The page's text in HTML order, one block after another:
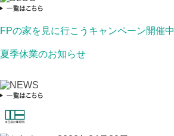
FPの家を見に行こうキャンペーン開催中
夏季休業のお知らせ